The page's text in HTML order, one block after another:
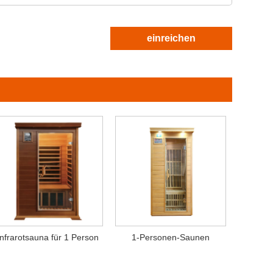
einreichen
für 1 Person 1-Personen-Saunen